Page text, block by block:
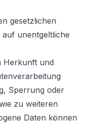
gesetzlichen
auf unentgeltliche
Herkunft und
Sperrung oder
zu weiteren
Daten können